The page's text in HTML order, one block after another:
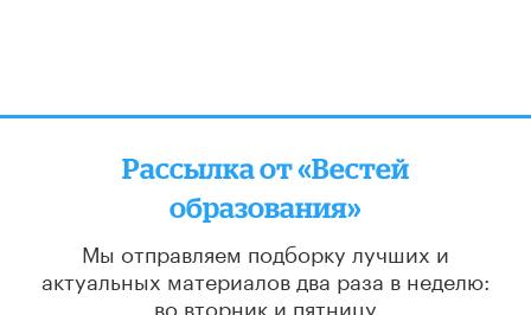
Рассылка от «Вестей
образования»
Мы отправляем подборку лучших и
актуальных материалов два раза в неделю:
во вторник и пятницу